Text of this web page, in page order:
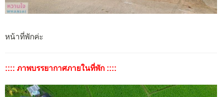
หน้าที่พักค่ะ
:::: ภาพบรรยากาศภายในที่พัก ::::